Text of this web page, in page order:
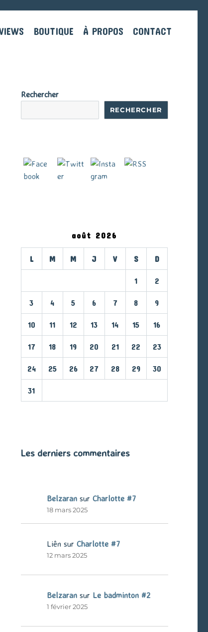
BOUTIQUE À PROPOS CONTACT
Rechercher
RECHERCHER
août 2026
L M M J V S D
1 2
3 4 5 6 7 8 9
10 11 12 13 14 15 16
17 18 19 20 21 22 23
24 25 26 27 28 29 30
31
Les derniers commentaires
Belzaransur Charlotte #7
18 mars 2025
Liên sur Charlotte #7
12 mars 2025
Belzaransur Le badminton #2
1 février 2025